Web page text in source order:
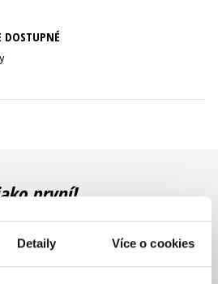
Detaily Více o cookies
Všechny tituly
DOSTUPNÉ
první!
vychází, na jaké zboží je výhodná
Přihlášením k odběru našich e-
se zpracováním osobních údajů